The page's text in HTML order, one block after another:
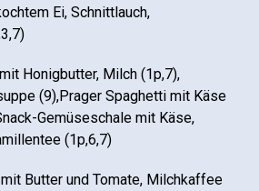
Ei, Schnittlauch,
Honigbutter, Milch (1p,7),
(9),Prager Spaghetti mit Käse
Gemüseschale mit Käse,
(1p,6,7)
Butter und Tomate, Milchkaffee